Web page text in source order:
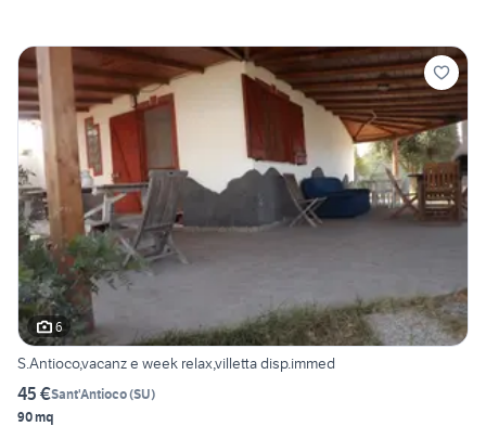
6
S.Antioco,vacanz e week relax,villetta disp.immed
45 €Sant'Antioco(SU)
90 mq